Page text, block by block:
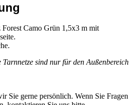
Camo Grün 1,5x3 m​ mit
Tarnnetze sind nur für den Außenbereich
Sie gerne persönlich. Wenn Sie Fragen